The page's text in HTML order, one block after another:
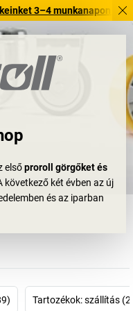
munkanapon belül
elsőproroll görgőket és
két évben az új
és az iparban
és az
Az egyes alkatrészeket
Kínában például
Tartozékok: szállítás